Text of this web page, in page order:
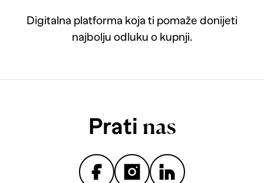
Digitalna platforma koja ti pomaže donijeti
najbolju odluku o kupnji.
Prati nas